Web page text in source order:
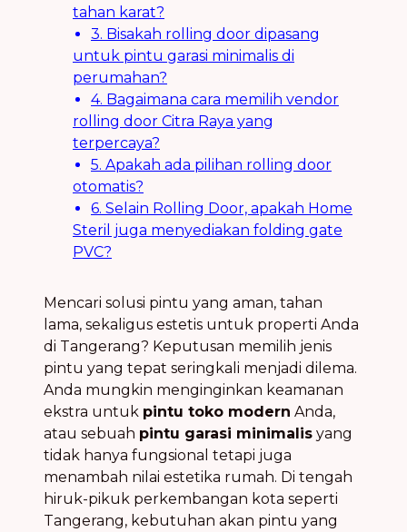
tahan karat?
3. Bisakah rolling door dipasang
untuk pintu garasi minimalis di
perumahan?
4. Bagaimana cara memilih vendor
rolling door Citra Raya yang
terpercaya?
5. Apakah ada pilihan rolling door
otomatis?
6. Selain Rolling Door, apakah Home
Steril juga menyediakan folding gate
PVC?
Mencari solusi pintu yang aman, tahan
lama, sekaligus estetis untuk properti Anda
di Tangerang? Keputusan memilih jenis
pintu yang tepat seringkali menjadi dilema.
Anda mungkin menginginkan keamanan
ekstra untuk pintu toko modern Anda,
atau sebuah pintu garasi minimalis yang
tidak hanya fungsional tetapi juga
menambah nilai estetika rumah. Di tengah
hiruk-pikuk perkembangan kota seperti
Tangerang, kebutuhan akan pintu yang